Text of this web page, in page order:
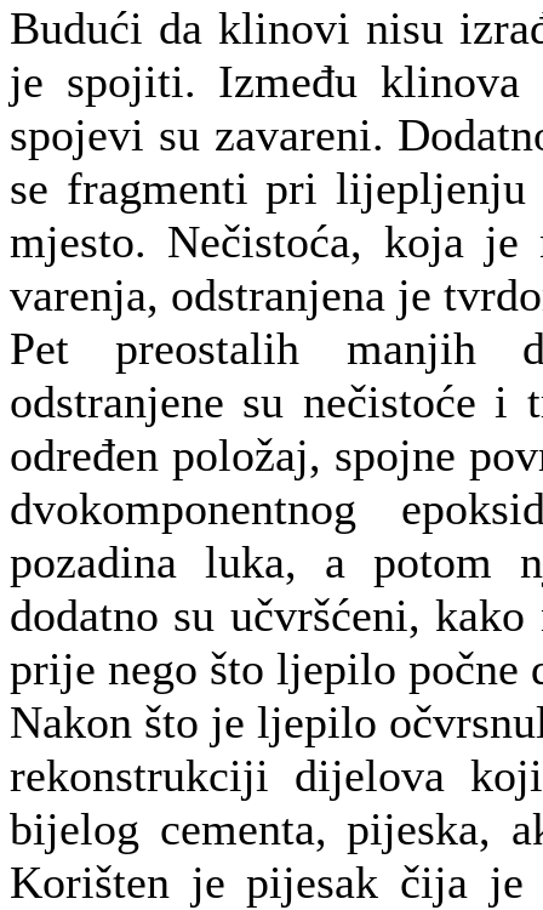
Budući da klinovi nisu
je spojiti. Između klinova
spojevi su zavareni.
se fragmenti pri
mjesto. Nečistoća, koja je
varenja, odstranjena je
Pet preostalih manjih
odstranjene su nečistoće
određen položaj, spojne
dvokomponentnog
pozadina luka, a potom
dodatno su učvršćeni,
prije nego što ljepilo počne
Nakon što je ljepilo
rekonstrukciji dijelova
bijelog cementa, pijeska,
Korišten je pijesak čija je